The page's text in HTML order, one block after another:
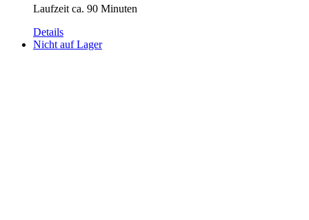
Laufzeit ca. 90 Minuten
Details
Nicht auf Lager